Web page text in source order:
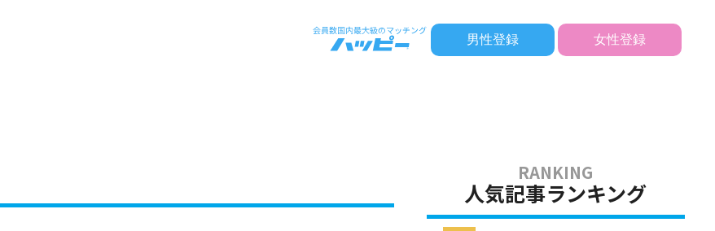
男性登録 女性登録
人気記事ランキング